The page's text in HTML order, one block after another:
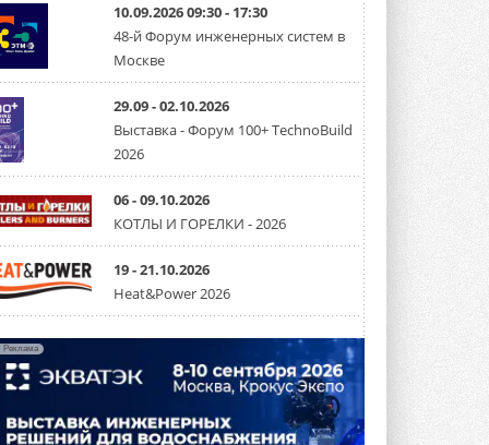
двигателями Sysimple TRS EC
Poti
Новинка от Системэйр —
прямоугольный канальный ...
30 ИЮЛЯ 2026
Краска для окон: как выбрать
состав, который не
растрескается после первой
зимы
Частые вопросы о краске для окон ...
30 ИЮЛЯ 2026
СИЭНПИ РУС представила
новую серию консольных
насосов NM
помогает снизить энергопотребление ...
30 ИЮЛЯ 2026
Группа «Теплолюкс» открыла
новую производственную
площадку
Открытие нового завода состоялось
10.09.2026 09:30 - 17:30
48-й Форум инженерных систем в
Москве
29.09 - 02.10.2026
Выставка - Форум 100+ TechnoBuild
2026
06 - 09.10.2026
КОТЛЫ И ГОРЕЛКИ - 2026
19 - 21.10.2026
Heat&Power 2026
Реклама